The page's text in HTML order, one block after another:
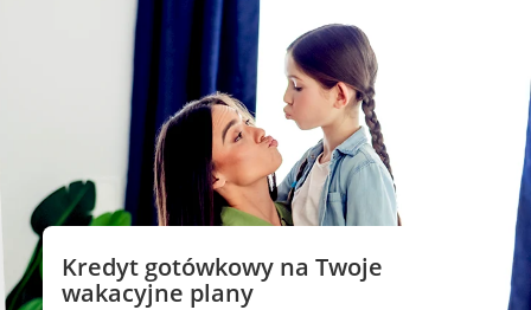
Kredyt gotówkowy na Twoje
wakacyjne plany